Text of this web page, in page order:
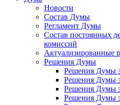
Новости
Состав Думы
Регламент Думы
Состав постоянных
комиссий
Актуализированные
Решения Думы
Решения Думы
Решения Думы
Решения Думы
Решения Думы